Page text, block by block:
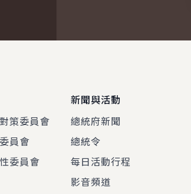
策委員會
員會
委員會
新聞與活動
總統府新聞
總統令
每日活動行程
影音頻道